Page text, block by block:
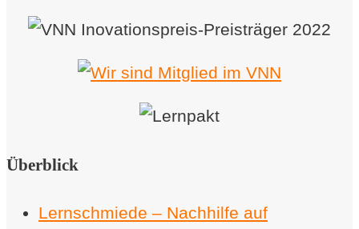
Überblick
Lernschmiede – Nachhilfe auf